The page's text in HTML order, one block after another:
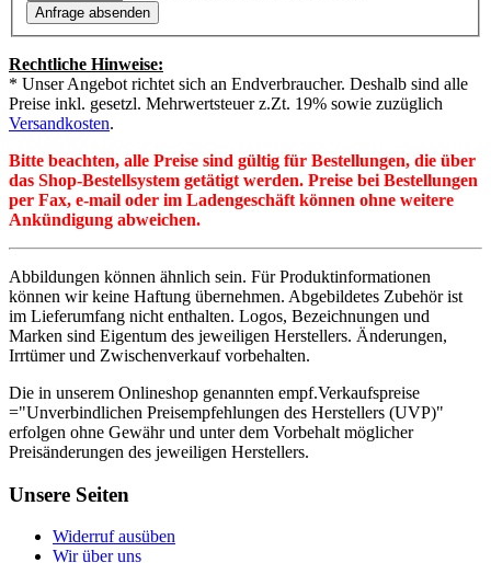
Rechtliche Hinweise:
* Unser Angebot richtet sich an Endverbraucher. Deshalb sind alle
Preise inkl. gesetzl. Mehrwertsteuer z.Zt. 19% sowie zuzüglich
Versandkosten.
Bitte beachten, alle Preise sind gültig für Bestellungen, die über
das Shop-Bestellsystem getätigt werden. Preise bei Bestellungen
per Fax, e-mail oder im Ladengeschäft können ohne weitere
Ankündigung abweichen.
Abbildungen können ähnlich sein. Für Produktinformationen
können wir keine Haftung übernehmen. Abgebildetes Zubehör ist
im Lieferumfang nicht enthalten. Logos, Bezeichnungen und
Marken sind Eigentum des jeweiligen Herstellers. Änderungen,
Irrtümer und Zwischenverkauf vorbehalten.
Die in unserem Onlineshop genannten empf.Verkaufspreise
="Unverbindlichen Preisempfehlungen des Herstellers (UVP)"
erfolgen ohne Gewähr und unter dem Vorbehalt möglicher
Preisänderungen des jeweiligen Herstellers.
Unsere Seiten
Widerruf ausüben
Wir über uns